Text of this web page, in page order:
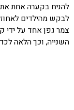
להניח בקערה אחת את
לבקש מהילדים
צמר גפן אחד על ידי
השנייה, וכך הלאה